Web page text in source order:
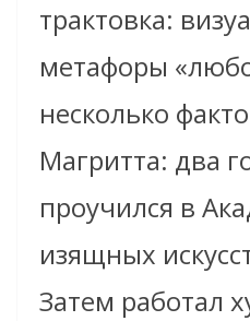
трактовка:
метафоры
несколько
Магритта: два
проучился в
изящных
Затем работал